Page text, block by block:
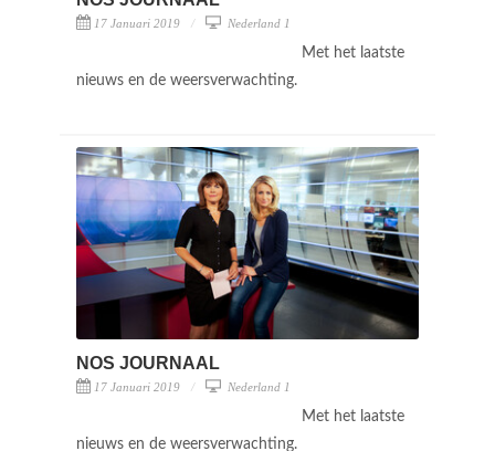
17 Januari 2019 Nederland 1
Met het laatste
nieuws en de weersverwachting.
NOS JOURNAAL
17 Januari 2019 Nederland 1
Met het laatste
nieuws en de weersverwachting.